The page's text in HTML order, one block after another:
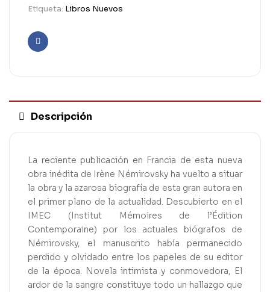
Etiqueta: Libros Nuevos
Facebook
Descripción
La reciente publicación en Francia de esta nueva
obra inédita de Irène Némirovsky ha vuelto a situar
la obra y la azarosa biografía de esta gran autora en
el primer plano de la actualidad. Descubierto en el
IMEC (Institut Mémoires de l’Édition
Contemporaine) por los actuales biógrafos de
Némirovsky, el manuscrito había permanecido
perdido y olvidado entre los papeles de su editor
de la época. Novela intimista y conmovedora, El
ardor de la sangre constituye todo un hallazgo que